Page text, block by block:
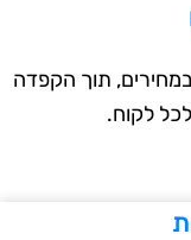
תוך הקפדה
לקוח.